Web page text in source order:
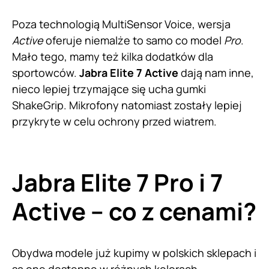
Poza technologią MultiSensor Voice, wersja
Activeoferuje niemalże to samo co model Pro.
Mało tego, mamy też kilka dodatków dla
sportowców. Jabra Elite 7 Active dają nam inne,
nieco lepiej trzymające się ucha gumki
ShakeGrip. Mikrofony natomiast zostały lepiej
przykryte w celu ochrony przed wiatrem.
Jabra Elite 7 Pro i 7
Active – co z cenami?
Obydwa modele już kupimy w polskich sklepach i